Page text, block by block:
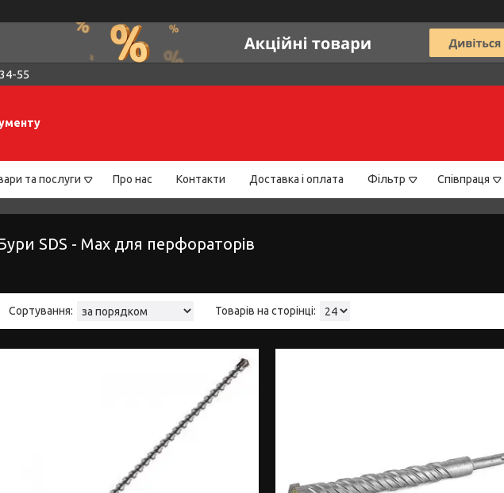
55
та послуги Про нас Контакти Доставка і оплата Фільтр Співпраця
SDS - Max для перфораторів